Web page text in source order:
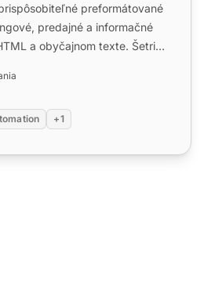
preformátované
predajné a informačné
a obyčajnom texte. Šetria
+1